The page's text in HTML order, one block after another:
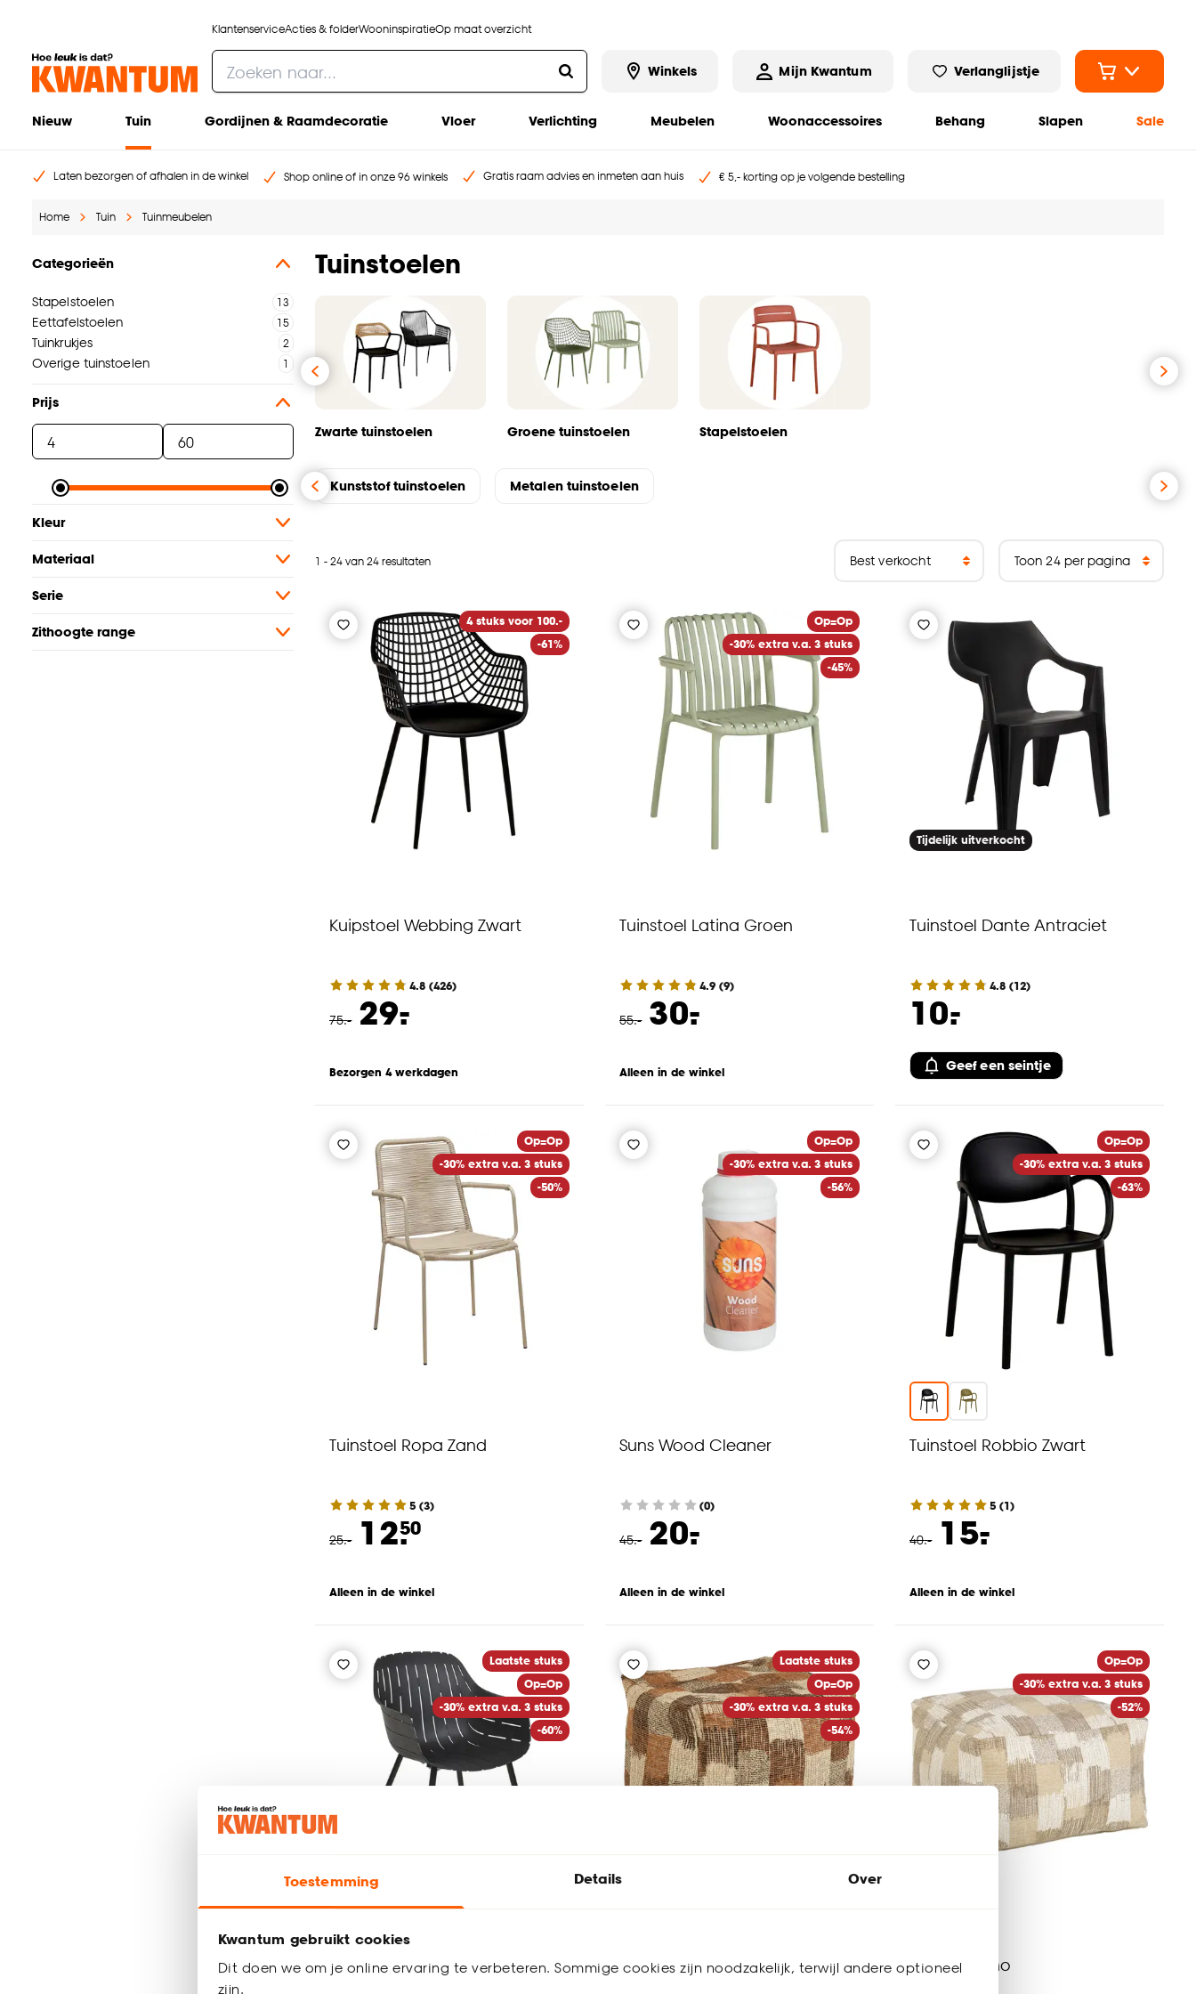
Toestemming Details Over
Kwantum gebruikt cookies
Dit doen we om je online ervaring te verbeteren. Sommige cookies zijn noodzakelijk, terwijl andere optioneel
zijn.
KlantenserviceActies & folderWooninspiratieOp maat overzicht
Winkels Mijn Kwantum Verlanglijstje
Nieuw Tuin Gordijnen & Raamdecoratie Vloer Verlichting Meubelen Woonaccessoires Behang Slapen Sale
Laten bezorgen of afhalen in de winkel Shop online of in onze 96 winkels Gratis raam advies en inmeten aan huis € 5,- korting op je volgende bestelling
Home Tuin Tuinmeubelen
Categorieën
Stapelstoelen
Eettafelstoelen
Tuinkrukjes
Overige tuinstoelen
Prijs
Kleur
Materiaal
Serie
Zithoogte range
Tuinstoelen
Zwarte tuinstoelen Groene tuinstoelen Stapelstoelen
Kunststof tuinstoelen Metalen tuinstoelen
1 - 24 van 24 resultaten
4 stuks voor 100.-
-61%
Kuipstoel Webbing Zwart
4.8 (426)
75.- 29.
-
Bezorgen 4 werkdagen
Op=Op
-30% extra v.a. 3 stuks
-45%
Tuinstoel Latina Groen
4.9 (9)
55.- 30.
-
Alleen in de winkel
Tijdelijk uitverkocht
Tuinstoel Dante Antraciet
4.8 (12)
10.
-
Geef een seintje
Op=Op
-30% extra v.a. 3 stuks
-50%
Tuinstoel Ropa Zand
5 (3)
25.- 12.50
Alleen in de winkel
Op=Op
-30% extra v.a. 3 stuks
-56%
Suns Wood Cleaner
(0)
45.- 20.
-
Alleen in de winkel
Op=Op
-30% extra v.a. 3 stuks
-63%
Tuinstoel Robbio Zwart
5 (1)
40.- 15.
-
Alleen in de winkel
Laatste stuks
Op=Op
-30% extra v.a. 3 stuks
-60%
Kuipstoel Fondo Zwart
Laatste stuks
Op=Op
-30% extra v.a. 3 stuks
-54%
Poef Bienza
Op=Op
-30% extra v.a. 3 stuks
-52%
Poef Buccino